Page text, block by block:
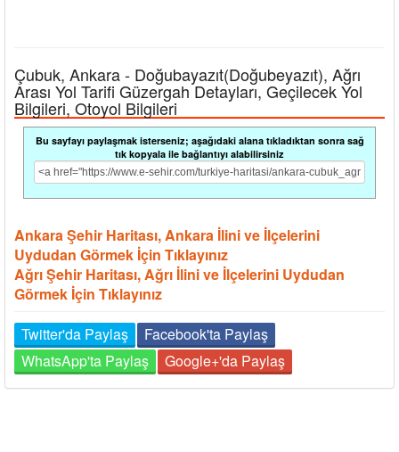
Çubuk, Ankara - Doğubayazıt(Doğubeyazıt), Ağrı
Arası Yol Tarifi Güzergah Detayları, Geçilecek Yol
Bilgileri, Otoyol Bilgileri
Bu sayfayı paylaşmak isterseniz; aşağıdaki alana tıkladıktan sonra sağ
tık kopyala ile bağlantıyı alabilirsiniz
Ankara Şehir Haritası, Ankara İlini ve İlçelerini
Uydudan Görmek İçin Tıklayınız
Ağrı Şehir Haritası, Ağrı İlini ve İlçelerini Uydudan
Görmek İçin Tıklayınız
Twitter'da Paylaş
Facebook'ta Paylaş
WhatsApp'ta Paylaş
Google+'da Paylaş